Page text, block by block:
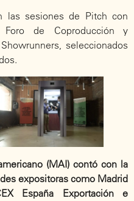
las sesiones de Pitch con
Foro de Coproducción y
seleccionados
(MAI) contó con la
expositoras como Madrid
España Exportación e